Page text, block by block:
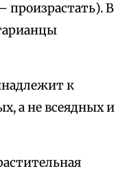
произрастать). В
к
а не всеядных и